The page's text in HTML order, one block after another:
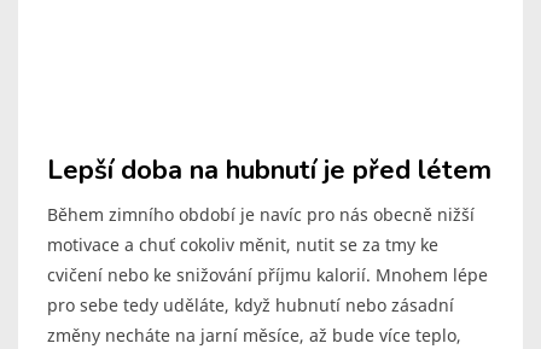
Lepší doba na hubnutí je před létem
Během zimního období je navíc pro nás obecně nižší
motivace a chuť cokoliv měnit, nutit se za tmy ke
cvičení nebo ke snižování příjmu kalorií. Mnohem lépe
pro sebe tedy uděláte, když hubnutí nebo zásadní
změny necháte na jarní měsíce, až bude více teplo,